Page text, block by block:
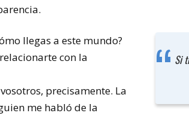
Si
llegas a este mundo?
con la
precisamente. La
me habló de la